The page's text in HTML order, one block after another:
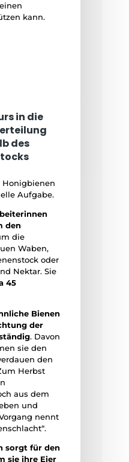
kann.
in die
des
Honigbienen
Aufgabe.
den
die
Waben,
oder
Nektar. Sie
45
Bienen
der
. Davon
sie den
den
Herbst
aus dem
und
nennt
sorgt für den
sie ihre Eier